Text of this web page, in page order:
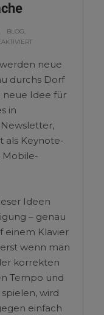
BLOG,
neue
durchs Dorf
neue Idee für
in
als Keynote-
Mobile-
Ideen
– genau
einem Klavier
wenn man
korrekten
Tempo und
wird
einfach